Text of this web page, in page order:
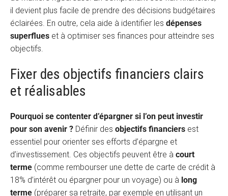
il devient plus facile de prendre des décisions budgétaires
éclairées. En outre, cela aide à identifier les dépenses
superflues et à optimiser ses finances pour atteindre ses
objectifs.
Fixer des objectifs financiers clairs
et réalisables
Pourquoi se contenter d’épargner si l’on peut investir
pour son avenir ? Définir des objectifs financiers est
essentiel pour orienter ses efforts d’épargne et
d’investissement. Ces objectifs peuvent être à court
terme (comme rembourser une dette de carte de crédit à
18% d’intérêt ou épargner pour un voyage) ou à long
terme (préparer sa retraite, par exemple en utilisant un